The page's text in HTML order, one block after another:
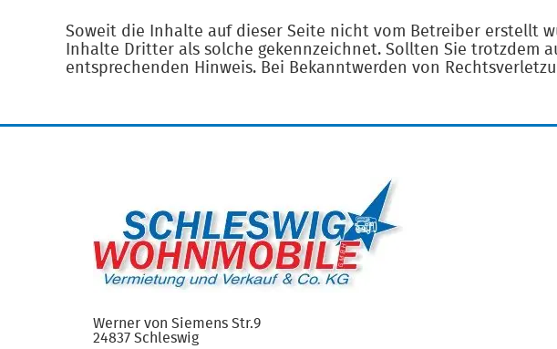
Soweit die Inhalte auf dieser Seite nicht vom Betreiber erstellt
Inhalte Dritter als solche gekennzeichnet. Sollten Sie trotzdem
entsprechenden Hinweis. Bei Bekanntwerden von
Werner von Siemens Str.9
24837 Schleswig